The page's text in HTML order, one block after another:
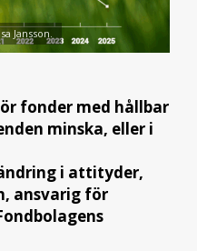
Jansson.
fonder med hållbar
minska, eller i
i attityder,
ansvarig för